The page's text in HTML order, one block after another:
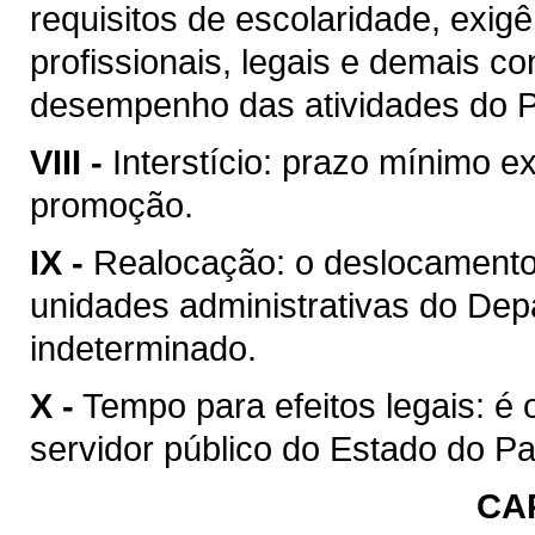
requisitos de escolaridade,
profissionais, legais e demais
desempenho das atividades do
VIII - Interstício: prazo mínimo
promoção.
IX - Realocação: o
unidades administrativas do
indeterminado.
X - Tempo para efeitos legais: é
servidor público do Estado do